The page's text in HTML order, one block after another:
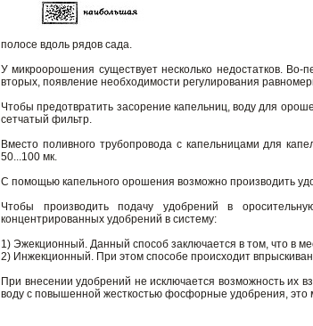
полосе вдоль рядов сада.
У микроорошения существует несколько недостатков.
вторых, появление необходимости регулирования
Чтобы предотвратить засорение капельниц, воду для
сетчатый фильтр.
Вместо поливного трубопровода с капельницами для
50...100 мк.
С помощью капельного орошения возможно производить
Чтобы производить подачу удобрений в
концентрированных удобрений в систему:
1) Эжекционный. Данный способ заключается в том, что в
2) Инжекционный. При этом способе происходит
При внесении удобрений не исключается возможность их
воду с повышенной жесткостью фосфорные удобрения, это